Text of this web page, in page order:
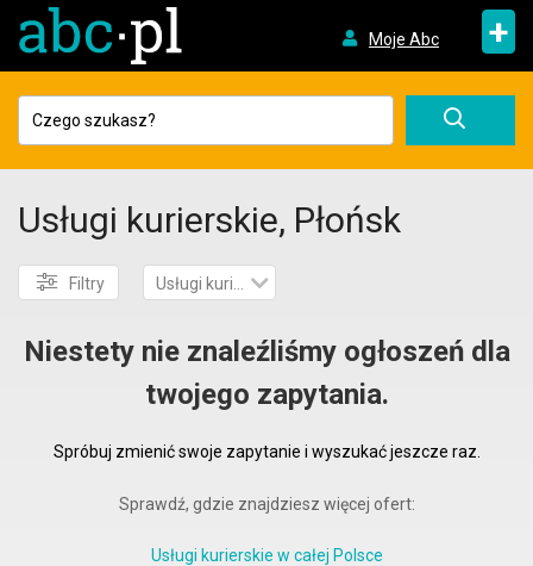
Moje Abc +
Usługi kurierskie, Płońsk
Filtry Usługi kurierskie
Niestety nie znaleźliśmy ogłoszeń dla
twojego zapytania.
Spróbuj zmienić swoje zapytanie i wyszukać jeszcze raz.
Sprawdź, gdzie znajdziesz więcej ofert:
Usługi kurierskie w całej Polsce